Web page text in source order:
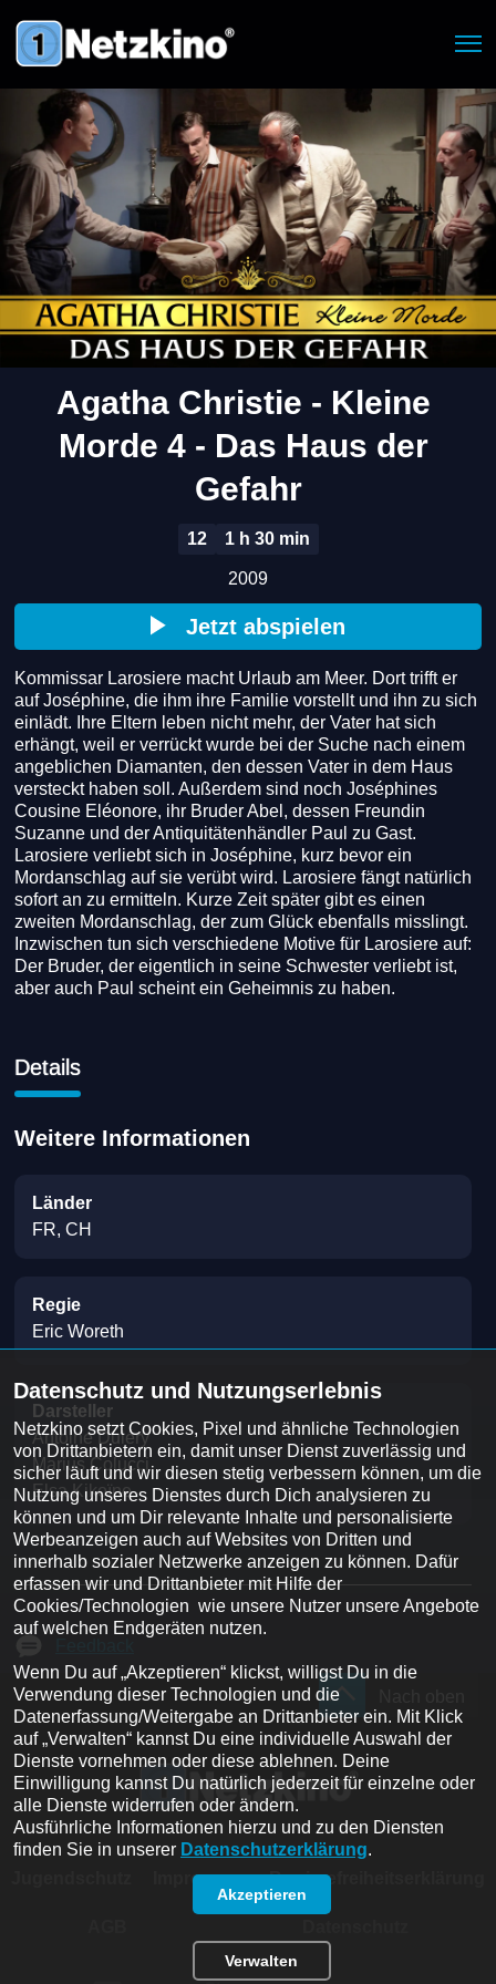
Agatha Christie - Kleine
Morde 4 - Das Haus der
Gefahr
12 1 h 30 min
2009
Jetzt abspielen
Kommissar Larosiere macht Urlaub am Meer. Dort trifft er
auf Joséphine, die ihm ihre Familie vorstellt und ihn zu sich
einlädt. Ihre Eltern leben nicht mehr, der Vater hat sich
erhängt, weil er verrückt wurde bei der Suche nach einem
angeblichen Diamanten, den dessen Vater in dem Haus
versteckt haben soll. Außerdem sind noch Joséphines
Cousine Eléonore, ihr Bruder Abel, dessen Freundin
Suzanne und der Antiquitätenhändler Paul zu Gast.
Larosiere verliebt sich in Joséphine, kurz bevor ein
Mordanschlag auf sie verübt wird. Larosiere fängt natürlich
sofort an zu ermitteln. Kurze Zeit später gibt es einen
zweiten Mordanschlag, der zum Glück ebenfalls misslingt.
Inzwischen tun sich verschiedene Motive für Larosiere auf:
Der Bruder, der eigentlich in seine Schwester verliebt ist,
aber auch Paul scheint ein Geheimnis zu haben.
Details
Weitere Informationen
Länder
FR, CH
Regie
Eric Woreth
Darsteller
Antoine Duléry
Marius Colucci
Elsa Kikoïne
Datenschutz und Nutzungserlebnis
Netzkino setzt Cookies, Pixel und ähnliche Technologien
von Drittanbietern ein, damit unser Dienst zuverlässig und
sicher läuft und wir diesen stetig verbessern können, um die
Nutzung unseres Dienstes durch Dich analysieren zu
können und um Dir relevante Inhalte und personalisierte
Werbeanzeigen auch auf Websites von Dritten und
innerhalb sozialer Netzwerke anzeigen zu können. Dafür
erfassen wir und Drittanbieter mit Hilfe der
Cookies/Technologien  wie unsere Nutzer unsere Angebote
auf welchen Endgeräten nutzen.
Wenn Du auf „Akzeptieren“ klickst, willigst Du in die
Verwendung dieser Technologien und die
Datenerfassung/Weitergabe an Drittanbieter ein. Mit Klick
auf „Verwalten“ kannst Du eine individuelle Auswahl der
Dienste vornehmen oder diese ablehnen. Deine
Einwilligung kannst Du natürlich jederzeit für einzelne oder
alle Dienste widerrufen oder ändern.
Ausführliche Informationen hierzu und zu den Diensten
finden Sie in unserer Datenschutzerklärung.
Akzeptieren
Verwalten
Impressum Barrierefreiheitserklärung